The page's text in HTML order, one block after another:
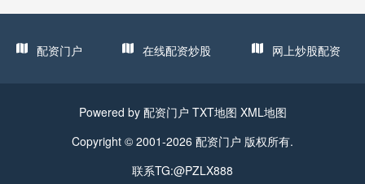
配资门户 在线配资炒股 网上炒股配资
Powered by 配资门户 TXT地图 XML地图
Copyright © 2001-2026 配资门户 版权所有.
联系TG:@PZLX888